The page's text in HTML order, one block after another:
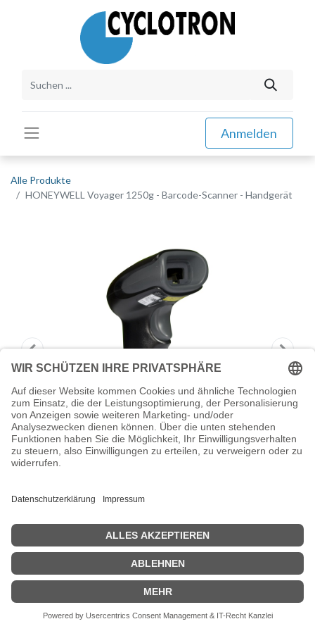
Anmelden
Alle Produkte
HONEYWELL Voyager 1250g - Barcode-Scanner - Handgerät
HONEYWELL Voyager 1250g - Barcode-
Scanner - Handgerät
Honeywell Voyager 1250g - Barcode-Scanner - Handgerät - Linear-
Imager - 100 Linie/Sek. - decodiert
Zeige Preise inklusiv MwSt. (Brutto)
72,05€ inkl. MwSt.